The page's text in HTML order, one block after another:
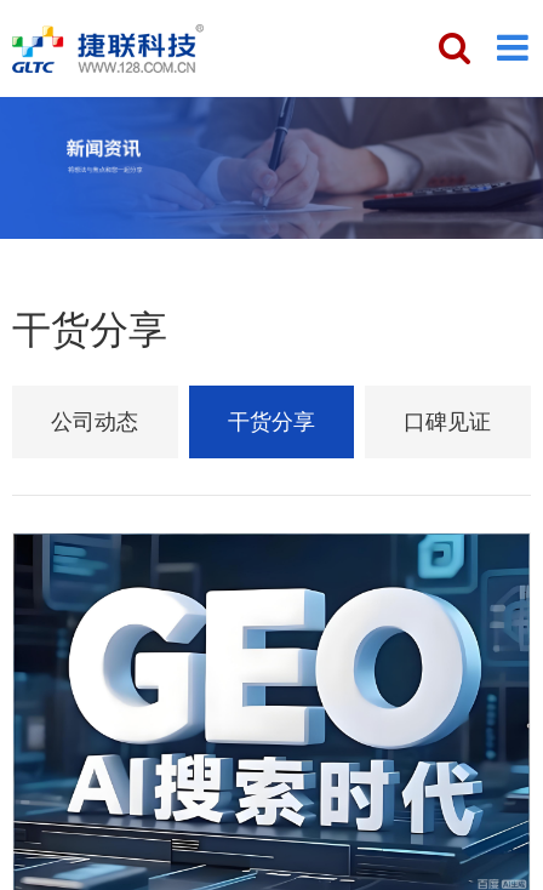
干货分享
公司动态 干货分享 口碑见证